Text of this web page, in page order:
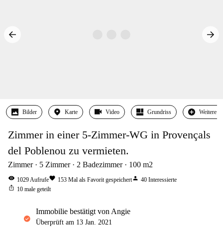
Bilder Karte Video Grundriss Weitere
Zimmer in einer 5-Zimmer-WG in Provençals
del Poblenou zu vermieten.
Zimmer 5 Zimmer 2 Badezimmer 100 m2
visibility 1029Aufrufefavorite 153 Mal als Favorit gespeichertperson 40 Interessierte
ios_share 10 male geteilt
Immobilie bestätigt von Angie
Überprüft am 13 Jan. 2021